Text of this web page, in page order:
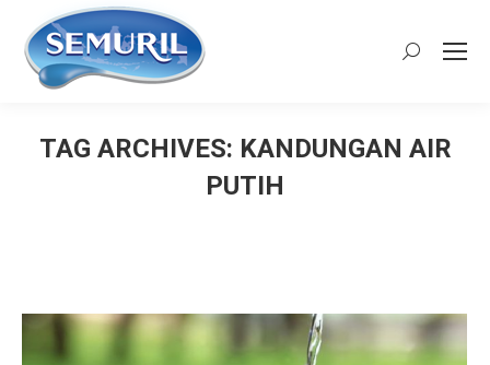
Search:
TAG ARCHIVES: KANDUNGAN AIR
PUTIH